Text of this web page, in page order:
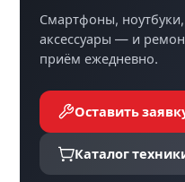
Смартфоны,
аксессуары — и
приём ежедневно.
Оставить
Каталог